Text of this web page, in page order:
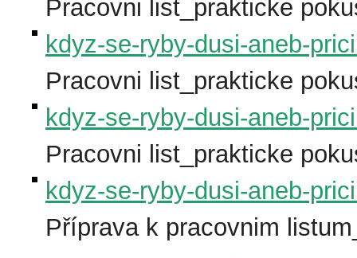
Pracovni list_prakticke
kdyz-se-ryby-dusi-aneb-
Pracovni list_prakticke
kdyz-se-ryby-dusi-aneb-
Pracovni list_prakticke
kdyz-se-ryby-dusi-aneb-
Příprava k pracovnim